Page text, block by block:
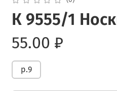
К 9555/1
55.00 ₽
р.9